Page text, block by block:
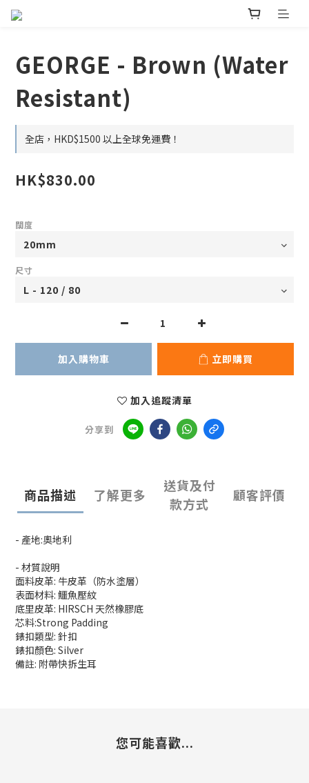
GEORGE - Brown (Water
Resistant)
全店，HKD$1500 以上全球免運費！
HK$830.00
闊度
尺寸
加入購物車 立即購買
加入追蹤清單
分享到
商品描述 了解更多
送貨及付
款方式
顧客評價
- 產地:奧地利
- 材質說明
面料皮革: 牛皮革（防水塗層）
表面材料: 鱷魚壓紋
底里皮革: HIRSCH 天然橡膠底
芯料:Strong Padding
錶扣類型: 針扣
錶扣顏色: Silver
備註: 附帶快拆生耳
您可能喜歡...